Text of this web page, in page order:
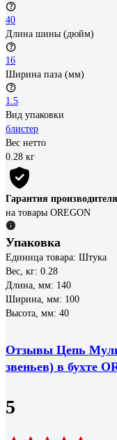
40
Длина шины (дюйм)
16
Ширина паза (мм)
1.5
Вид упаковки
блистер
Вес нетто
0.28 кг
Гарантия производителя
на товары OREGON
Упаковка
Единица товара: Штука
Вес, кг: 0.28
Длина, мм: 140
Ширина, мм: 100
Высота, мм: 40
Отзывы Цепь
звеньев) в бухте
5